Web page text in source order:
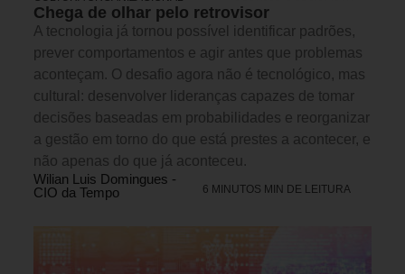
Chega de olhar pelo retrovisor
A tecnologia já tornou possível identificar padrões,
prever comportamentos e agir antes que problemas
aconteçam. O desafio agora não é tecnológico, mas
cultural: desenvolver lideranças capazes de tomar
decisões baseadas em probabilidades e reorganizar
a gestão em torno do que está prestes a acontecer, e
não apenas do que já aconteceu.
Wilian Luis Domingues -
CIO da Tempo
6 MINUTOS MIN DE LEITURA